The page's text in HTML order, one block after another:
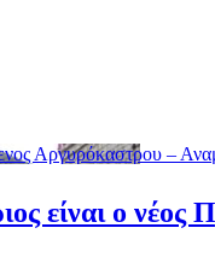
Αργυρόκαστρου –
είναι ο